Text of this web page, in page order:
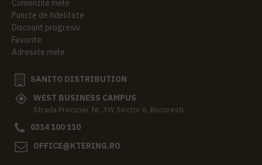
Comenzile mele
Puncte de fidelitate
Discount progresiv
Favorite
Adresele mele
SANITO DISTRIBUTION
WEST BUSINESS CAMPUS
Strada Preciziei, Nr, 3W Sector 6, Bucuresti
0314 100 110
OFFICE@KTERING.RO